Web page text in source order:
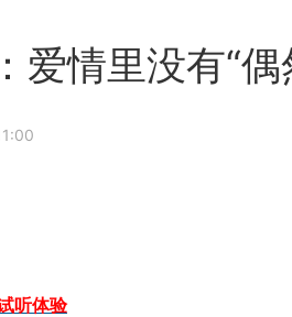
爱情里没有“偶
听体验